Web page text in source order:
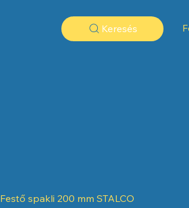
Keresés
Festő spakli 200 mm STALCO